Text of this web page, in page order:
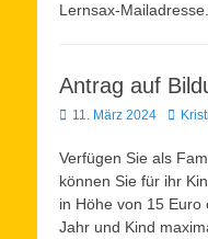
Lernsax-
Antrag auf
Veröffentlicht
11. März 2024 Autor
Verfügen Sie als
können Sie für ihr
in Höhe von 15
Jahr und Kind